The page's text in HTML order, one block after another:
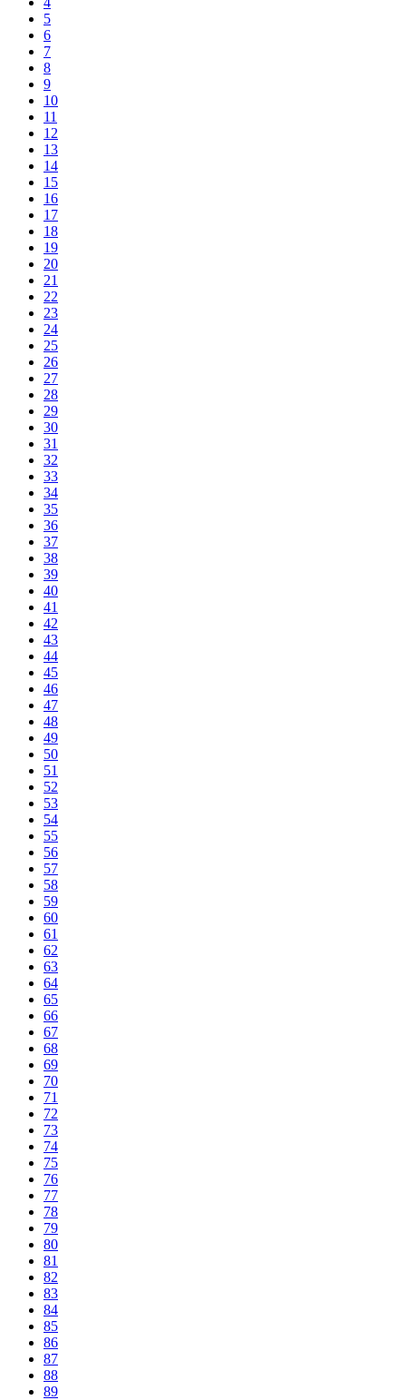
5
6
7
8
9
10
11
12
13
14
15
16
17
18
19
20
21
22
23
24
25
26
27
28
29
30
31
32
33
34
35
36
37
38
39
40
41
42
43
44
45
46
47
48
49
50
51
52
53
54
55
56
57
58
59
60
61
62
63
64
65
66
67
68
69
70
71
72
73
74
75
76
77
78
79
80
81
82
83
84
85
86
87
88
89